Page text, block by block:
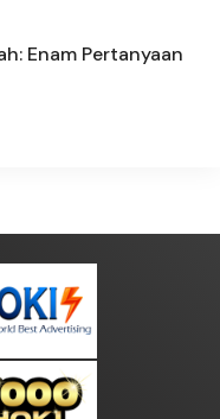
Enam Pertanyaan